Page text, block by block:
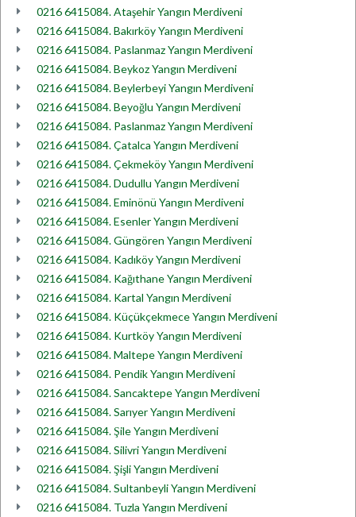
0216 6415084. Ataşehir Yangın Merdiveni
0216 6415084. Bakırköy Yangın Merdiveni
0216 6415084. Paslanmaz Yangın Merdiveni
0216 6415084. Beykoz Yangın Merdiveni
0216 6415084. Beylerbeyi Yangın Merdiveni
0216 6415084. Beyoğlu Yangın Merdiveni
0216 6415084. Paslanmaz Yangın Merdiveni
0216 6415084. Çatalca Yangın Merdiveni
0216 6415084. Çekmeköy Yangın Merdiveni
0216 6415084. Dudullu Yangın Merdiveni
0216 6415084. Eminönü Yangın Merdiveni
0216 6415084. Esenler Yangın Merdiveni
0216 6415084. Güngören Yangın Merdiveni
0216 6415084. Kadıköy Yangın Merdiveni
0216 6415084. Kağıthane Yangın Merdiveni
0216 6415084. Kartal Yangın Merdiveni
0216 6415084. Küçükçekmece Yangın Merdiveni
0216 6415084. Kurtköy Yangın Merdiveni
0216 6415084. Maltepe Yangın Merdiveni
0216 6415084. Pendik Yangın Merdiveni
0216 6415084. Sancaktepe Yangın Merdiveni
0216 6415084. Sarıyer Yangın Merdiveni
0216 6415084. Şile Yangın Merdiveni
0216 6415084. Silivri Yangın Merdiveni
0216 6415084. Şişli Yangın Merdiveni
0216 6415084. Sultanbeyli Yangın Merdiveni
0216 6415084. Tuzla Yangın Merdiveni